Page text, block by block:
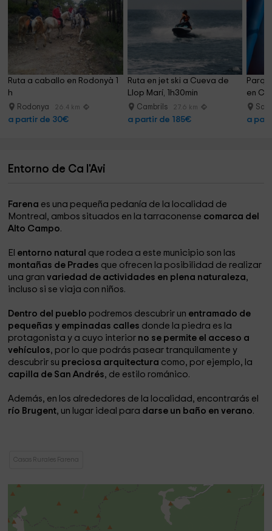
Lo que destaca el propietario de su alojamiento
En este alojamiento nos preocupamos por nuestros
huéspedes, queremos que la estancia sea una experiencia
inolbidable.
La zona de Farena nos acompaña para poder disfrutar de
la tranquilidad, de la naturaleza y en el alojamiento
En ella encontrarás un comedor/salón muy grande que
las montañas, sentarse con una copa de vino al lado de
chimenea contemplando la naturaleza, disfrutando del
atardecer en la terraza.
¿Que se puede hacer en los alrededores?
Farena es una pedanía del Alt Camp, un pueblo encantador
que nos brinda alternativas para poder disfrutar con la
naturaleza, excursiones, bicicleta de montaña,
senderismo...ya que hay muchas rutas por hacer de todos
Te ofrecemos la posibilidad de desconexión, reencuentro
Queremos que la estancia se una experiencia única por eso
gourmet, que son degustación de quesos, melmeladas, cata
de vinos y de vermuts o también la posibilidad de hacer
pack's personalizados, todo con producto de proximidad.
Ruta a caballo en Rodonyà 1
h
Rodonya 26.4 km
a partir de 30€
Ruta en jet ski a Cueva de
Llop Marí, 1h30min
Cambrils 27.6 km
a partir de 185€
en
a
Entorno de Ca l'Avi
Farena es una pequeña pedanía de la localidad de
Montreal, ambos situados en la tarraconense comarca del
Alto Campo.
El entorno natural que rodea a este municipio son las
montañas de Prades que ofrecen la posibilidad de realizar
una granvariedad de actividades en plena naturaleza,
incluso si se viaja con niños.
Dentro del pueblo podremos descubrir un entramado de
pequeñas y empinadas calles donde la piedra es la
protagonista y a cuyo interior no se permite el acceso a
vehículos, por lo que podrás pasear tranquilamente y
descubrir su preciosa arquitectura como, por ejemplo, la
capilla de San Andrés, de estilo románico.
Además, en los alrededores de la localidad, encontrarás el
río Brugent, un lugar ideal para darse un baño en verano.
Casas Rurales Farena